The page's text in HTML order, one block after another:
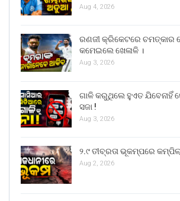
Aug 4, 2026
ରଣଜୀ କ୍ରିକେଟରେ ଚମତ୍କାର
କମେଇଲେ ଖେଳାଳି ।
Aug 3, 2026
ଗାଳି କରୁଥିଲେ ହୁଏତ ଯିବେନାହିଁ
ସଜା !
Aug 3, 2026
୨.୯ ତୀବ୍ରତା ଭୂକମ୍ପରେ କମ୍ପିଲା
Aug 2, 2026